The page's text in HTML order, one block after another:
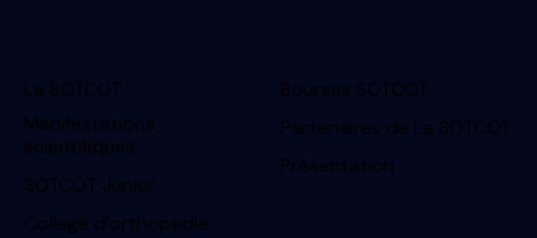
La SOTCOT
Manifestations
scientifiques
SOTCOT Junior
College d’orthopedie
Bourses SOTCOT
Partenaires de La SOTCOT
Présentation